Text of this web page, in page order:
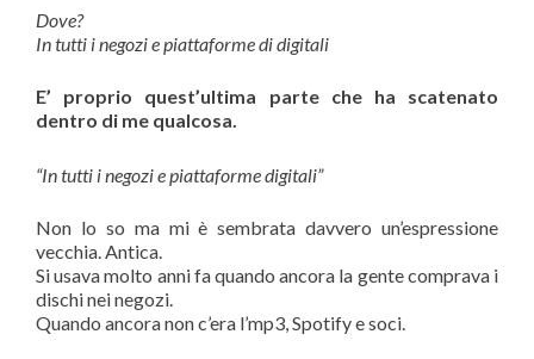
Dove?
In tutti i negozi e piattaforme di digitali
E’ proprio quest’ultima parte che ha scatenato
dentro di me qualcosa.
“In tutti i negozi e piattaforme digitali”
Non lo so ma mi è sembrata davvero un’espressione
vecchia. Antica.
Si usava molto anni fa quando ancora la gente comprava i
dischi nei negozi.
Quando ancora non c’era l’mp3, Spotify e soci.